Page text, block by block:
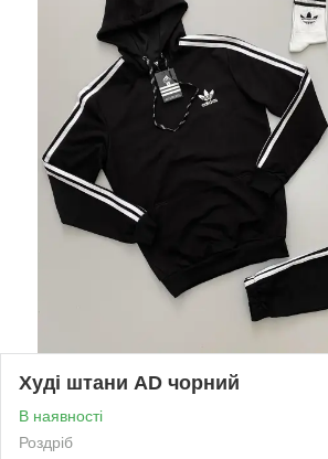
Худі штани AD чорний
В наявності
Роздріб